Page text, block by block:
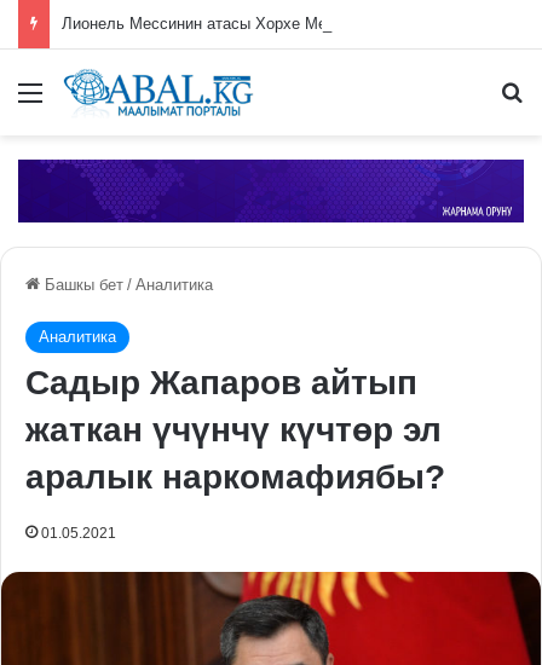
Лионель Мессинин атасы Хорхе Месси каза болду
Меню
Башкы бет / Аналитика
Аналитика
Садыр Жапаров айтып
жаткан үчүнчү күчтөр эл
аралык наркомафиябы?
01.05.2021